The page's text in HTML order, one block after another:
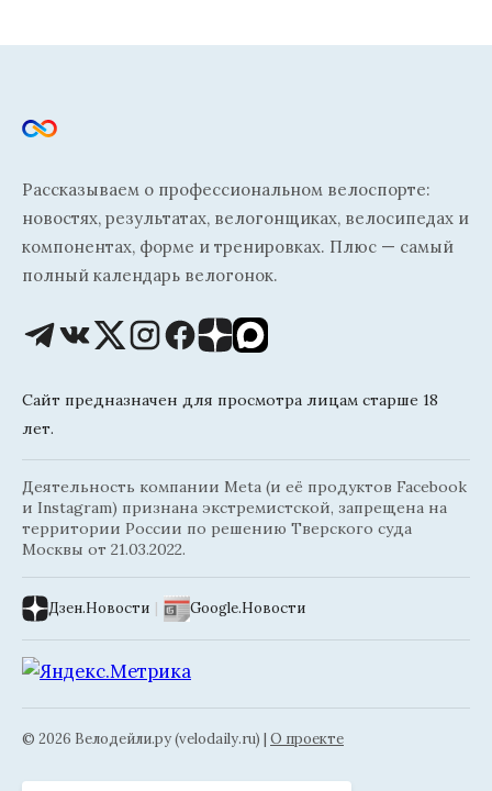
Рассказываем о профессиональном велоспорте:
новостях, результатах, велогонщиках, велосипедах и
компонентах, форме и тренировках. Плюс — самый
полный календарь велогонок.
Сайт предназначен для просмотра лицам старше 18
лет.
Деятельность компании Meta (и её продуктов Facebook
и Instagram) признана экстремистской, запрещена на
территории России по решению Тверского суда
Москвы от 21.03.2022.
Дзен.Новости | Google.Новости
© 2026 Велодейли.ру (velodaily.ru) | О проекте